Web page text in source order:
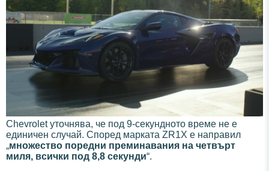
Chevrolet уточнява, че под 9-секундното време не е
единичен случай. Според марката ZR1X е направил
„множество поредни преминавания на четвърт
миля, всички под 8,8 секунди“.